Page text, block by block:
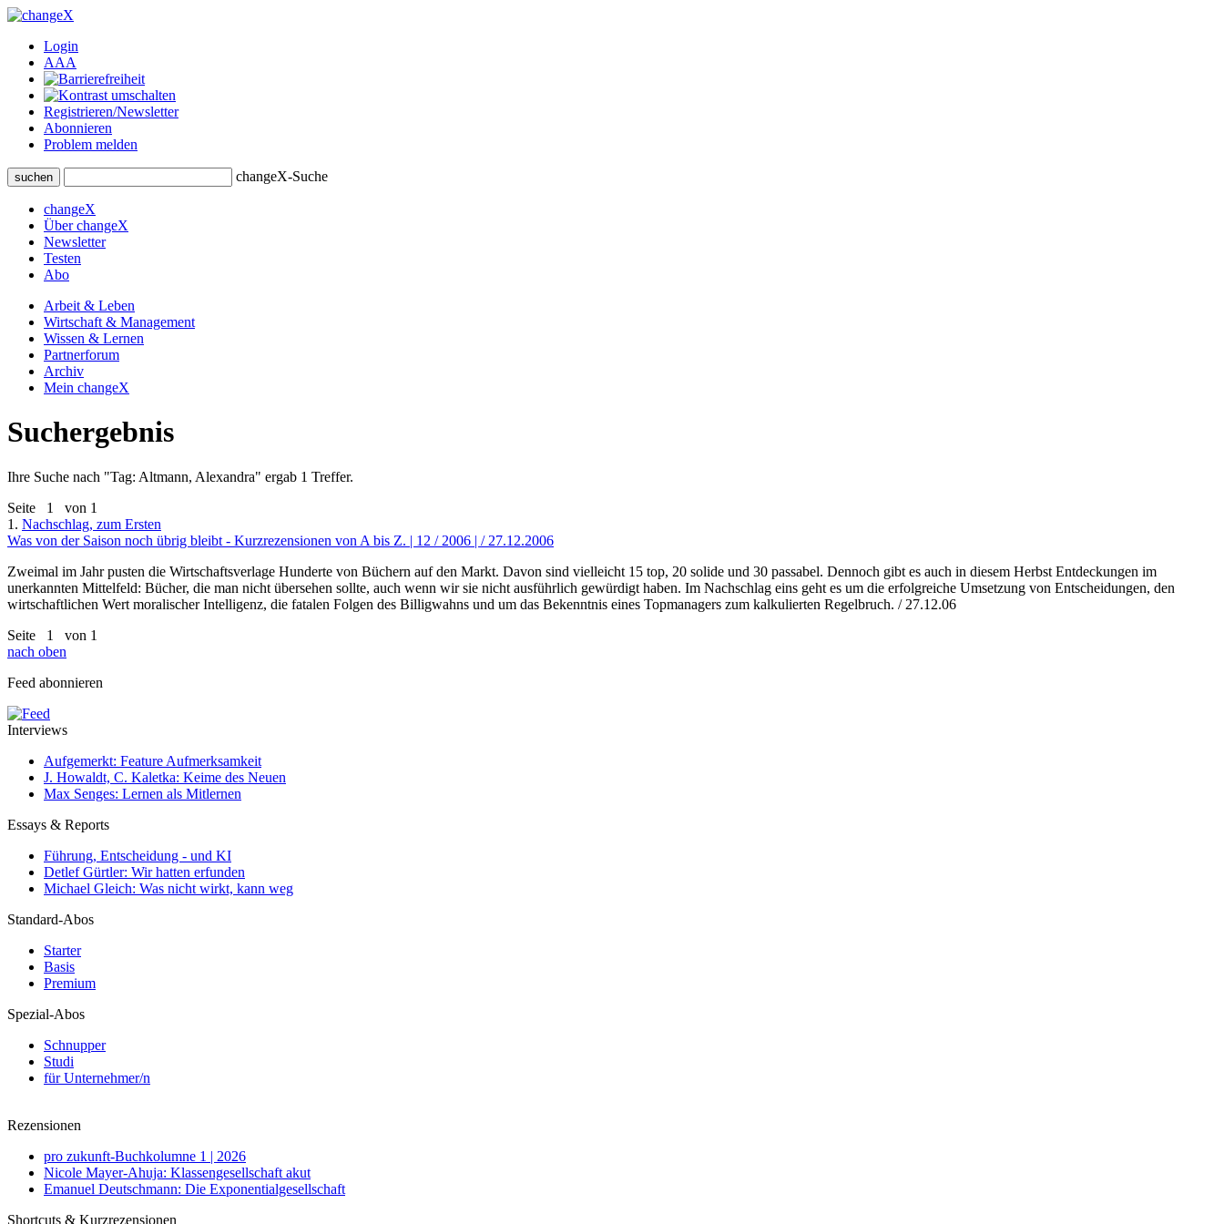
Login
AAA
Registrieren/Newsletter
Abonnieren
Problem melden
suchen changeX-Suche
changeX
Über changeX
Newsletter
Testen
Abo
Arbeit & Leben
Wirtschaft & Management
Wissen & Lernen
Partnerforum
Archiv
Mein changeX
Suchergebnis
Ihre Suche nach "Tag: Altmann, Alexandra" ergab 1 Treffer.
Seite 1
von 1
1. Nachschlag, zum Ersten
Was von der Saison noch übrig bleibt - Kurzrezensionen von A bis Z. | 12 / 2006 | / 27.12.2006
Zweimal im Jahr pusten die Wirtschaftsverlage Hunderte von Büchern auf den Markt. Davon sind vielleicht 15 top, 20 solide und 30 passabel. Dennoch gibt es auch in diesem Herbst Entdeckungen im
unerkannten Mittelfeld: Bücher, die man nicht übersehen sollte, auch wenn wir sie nicht ausführlich gewürdigt haben. Im Nachschlag eins geht es um die erfolgreiche Umsetzung von Entscheidungen, den
wirtschaftlichen Wert moralischer Intelligenz, die fatalen Folgen des Billigwahns und um das Bekenntnis eines Topmanagers zum kalkulierten Regelbruch. / 27.12.06
Seite 1
von 1
nach oben
Feed abonnieren
Interviews
Aufgemerkt: Feature Aufmerksamkeit
J. Howaldt, C. Kaletka: Keime des Neuen
Max Senges: Lernen als Mitlernen
Essays & Reports
Führung, Entscheidung - und KI
Detlef Gürtler: Wir hatten erfunden
Michael Gleich: Was nicht wirkt, kann weg
Standard-Abos
Starter
Basis
Premium
Spezial-Abos
Schnupper
Studi
für Unternehmer/n
Rezensionen
pro zukunft-Buchkolumne 1 | 2026
Nicole Mayer-Ahuja: Klassengesellschaft akut
Emanuel Deutschmann: Die Exponentialgesellschaft
Shortcuts & Kurzrezensionen